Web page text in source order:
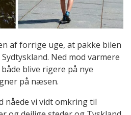
af forrige uge, at pakke bilen
Ned mod varmere
blive rigere på nye
på næsen.
nåede vi vidt omkring til